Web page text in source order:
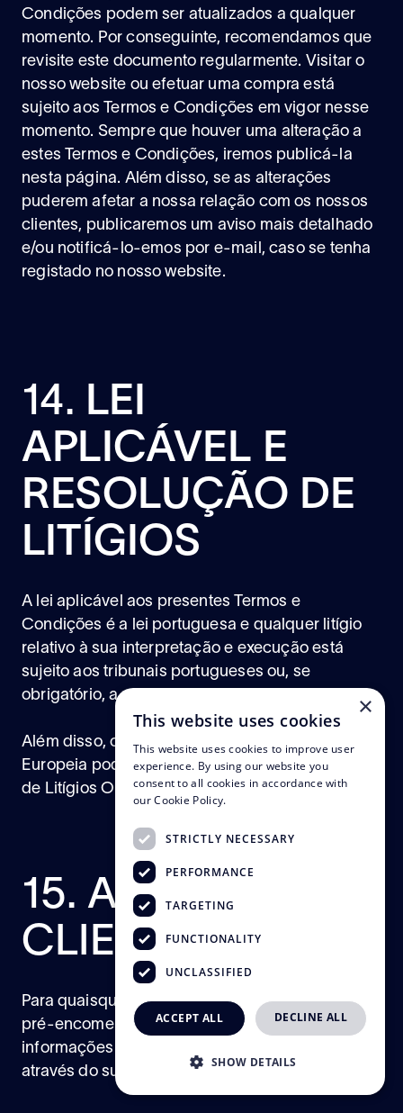
Condições podem ser atualizados a qualquer
momento. Por conseguinte, recomendamos que
revisite este documento regularmente. Visitar o
nosso website ou efetuar uma compra está
sujeito aos Termos e Condições em vigor nesse
momento. Sempre que houver uma alteração a
estes Termos e Condições, iremos publicá-la
nesta página. Além disso, se as alterações
puderem afetar a nossa relação com os nossos
clientes, publicaremos um aviso mais detalhado
e/ou notificá-lo-emos por e-mail, caso se tenha
registado no nosso website.
14. LEI
APLICÁVEL E
RESOLUÇÃO DE
LITÍGIOS
A lei aplicável aos presentes Termos e
Condições é a lei portuguesa e qualquer litígio
relativo à sua interpretação e execução está
sujeito aos tribunais portugueses ou, se
obrigatório, a centros de arbitragem.
Além disso, os clientes residentes na União
Europeia podem utilizar o sistema de Resolução
de Litígios Online, disponívelaqui.
15. APOIO AO
CLIENTE
Para quaisquer questões relacionadas com a
pré-encomenda do Kit Saco BHOUT ou para
informações adicionais, por favor contacte-nos
através do support@bhout.com
×
This website uses cookies
This website uses cookies to improve user
experience. By using our website you
consent to all cookies in accordance with
our Cookie Policy.
STRICTLY NECESSARY
PERFORMANCE
TARGETING
FUNCTIONALITY
UNCLASSIFIED
ACCEPT ALL DECLINE ALL
SHOW DETAILS